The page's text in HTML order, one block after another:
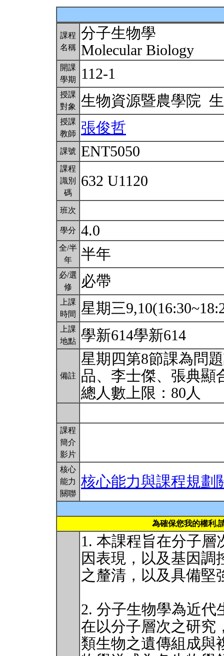
課程
名稱
分子生物學
Molecular Biology
開課
學期
112-1
授課
對象
生物資源暨農學院
授課
教師
張俊哲
課號 ENT5050
課程
識別
碼
632 U1120
班次
學分 4.0
全/半
年
半年
必/選
修
必帶
上課
時間
星期三
上課
地點
學新614學新614
備註
星期四第8節課為問
品、李士傑、張典顯
總人數上限：80人
課程
簡介
影片
核心
能力
關聯
核心能力與課程規劃
為確保您我的權利,
1. 本課程旨在分子
因表現，以及基因調
之釐清，以及具備堅
2. 分子生物學為近代
在以分子層次之研究
類生物之遺傳組成與